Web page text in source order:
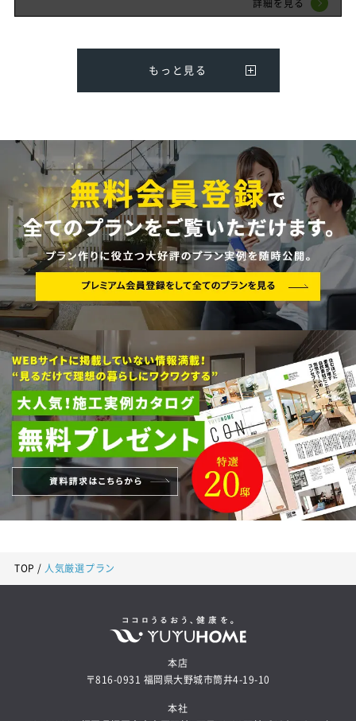
TOP 人気厳選プラン
詳細を見る
もっと見る
本店
〒816-0931 福岡県大野城市筒井4-19-10
本社